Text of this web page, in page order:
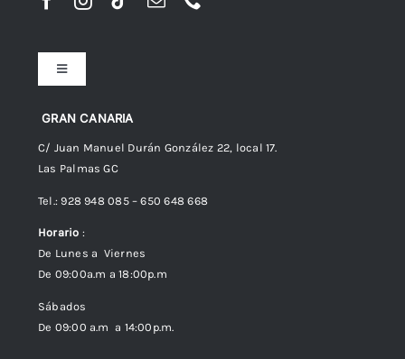
GRAN CANARIA
C/ Juan Manuel Durán González 22, local 17.
Las Palmas GC
Tel.: 928 948 085 – 650 648 668
Horario :
De Lunes a Viernes
De 09:00a.m a 18:00p.m
Sábados
De 09:00 a.m a 14:00p.m.
Toggle
Navigation
Preguntas frecuentes
Envíos
Política de Privacidad